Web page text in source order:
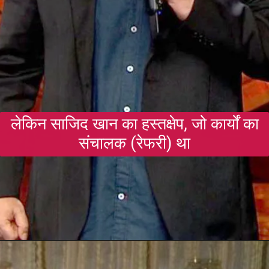
लेकिन साजिद खान का हस्तक्षेप, जो कार्यों का
संचालक (रेफरी) था
Opening